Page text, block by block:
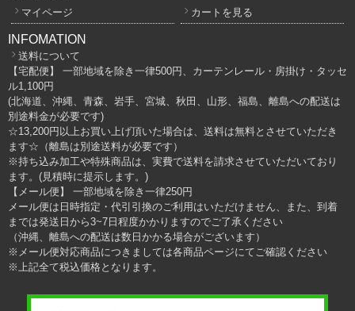
マイページ カートを見る
INFOMATION
送料について
【宅配便】 一部地域を除き一律500円、カーテンレール・房掛け・タッセ
ル1,100円
(北海道、沖縄、青森、岩手、宮城、秋田、山形、福島、離島への配送は
別途料金が必要です)
☆13,200円以上お買い上げ頂いた場合は、送料は無料とさせていただき
ます☆（離島は別途送料が必要です）
※持ち込み加工や特殊商品は、実費で送料を請求させていただいており
ます。(見積時に提示します。)
【メール便】 一部地域を除き一律250円
メール便は日時指定・代引引換のご利用はいただけません、また、到着
までは発送日から3~7日程度かかりますのでご了承ください
（沖縄、離島への配送は数日かかる場合がございます）
※メール便対応商品につきましては各商品ページにてご確認ください
※上記全て税込価格となります。